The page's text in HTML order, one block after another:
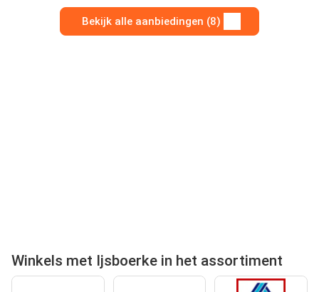
Bekijk alle aanbiedingen (8)
Winkels met Ijsboerke in het assortiment